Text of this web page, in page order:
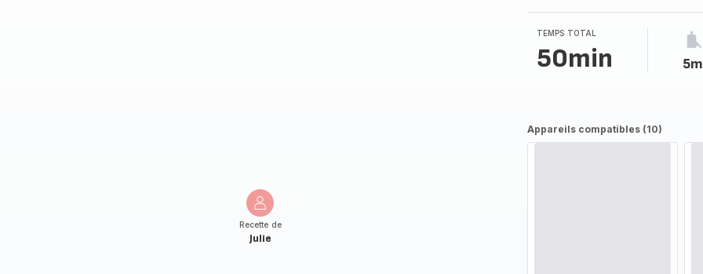
Recette de
Julie
TEMPS TOTAL
50min
Appareils compatibles (10)